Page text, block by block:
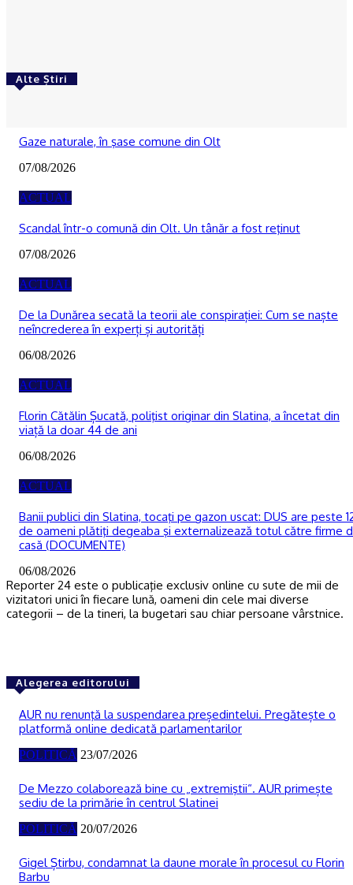
Alte Știri
Gaze naturale, în şase comune din Olt
07/08/2026
ACTUAL
Scandal într-o comună din Olt. Un tânăr a fost reţinut
07/08/2026
ACTUAL
De la Dunărea secată la teorii ale conspirației: Cum se naște
neîncrederea în experți și autorități
06/08/2026
ACTUAL
Florin Cătălin Șucată, poliţist originar din Slatina, a încetat din
viață la doar 44 de ani
06/08/2026
ACTUAL
Banii publici din Slatina, tocaţi pe gazon uscat: DUS are peste
de oameni plătiţi degeaba şi externalizează totul către firme
casă (DOCUMENTE)
06/08/2026
Reporter 24 este o publicaţie exclusiv online cu sute de mii de
vizitatori unici în fiecare lună, oameni din cele mai diverse
categorii – de la tineri, la bugetari sau chiar persoane vârstnice.
Alegerea editorului
AUR nu renunţă la suspendarea președintelui. Pregătește o
platformă online dedicată parlamentarilor
POLITICĂ 23/07/2026
De Mezzo colaborează bine cu „extremiştii“. AUR primește
sediu de la primărie în centrul Slatinei
POLITICĂ 20/07/2026
Gigel Știrbu, condamnat la daune morale în procesul cu Florin
Barbu